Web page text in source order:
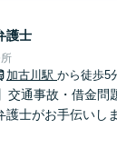
護士
加古川駅 から徒歩5
交通事故・借金
護士がお手伝いし